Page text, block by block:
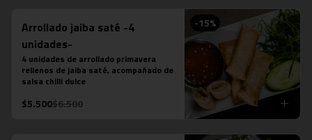
-15%
Arrollado jaiba saté -4
unidades-
4 unidades de arrollado primavera
rellenos de jaiba saté, acompañado de
salsa chilli dulce
$5.500$6.500